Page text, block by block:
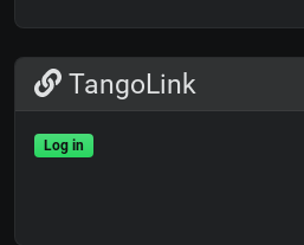
TangoLink
Log in